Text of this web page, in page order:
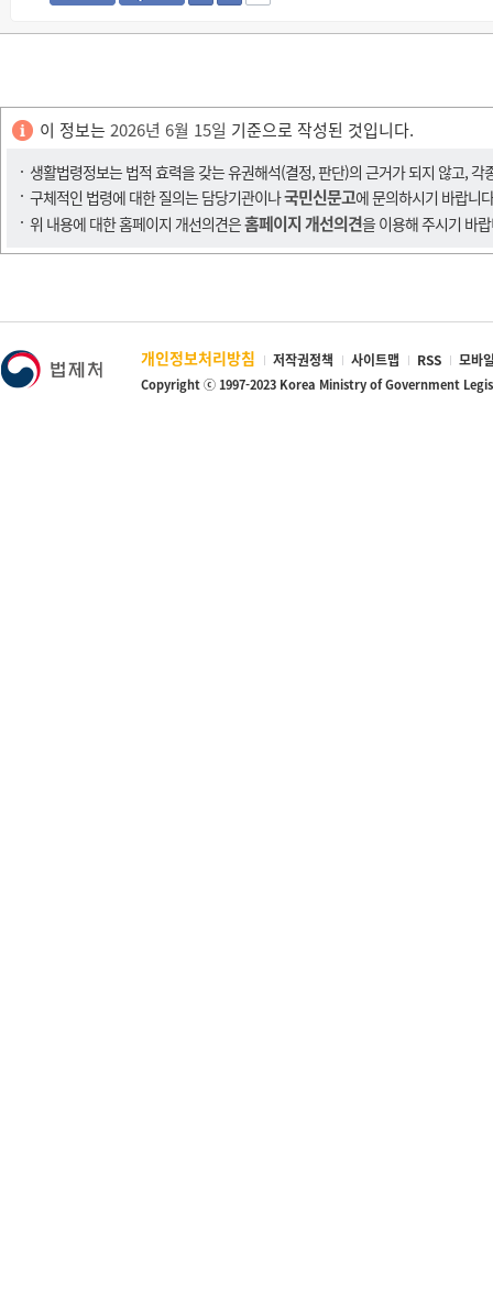
이 정보는 2026년 6월 15일 기준으로 작성된 것입니다.
생활법령정보는 법적 효력을 갖는 유권해석(결정, 판단)의 근거가 되지 않고,
구체적인 법령에 대한 질의는 담당기관이나국민신문고에 문의하시기 바랍니
위 내용에 대한 홈페이지 개선의견은홈페이지 개선의견을 이용해 주시기 바
개인정보처리방침 저작권정책 사이트맵 RSS 모바
Copyright ⓒ 1997-2023 Korea Ministry of Government